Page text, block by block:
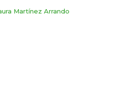
Martínez Arrando